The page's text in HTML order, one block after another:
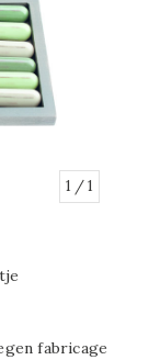
1 / 1
fabricage